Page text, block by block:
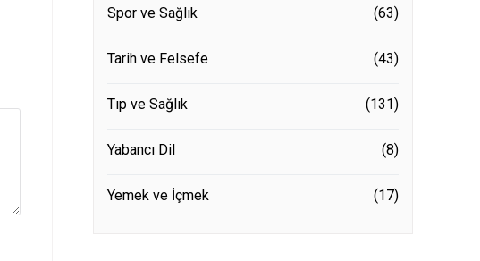
Spor ve Sağlık (63)
Tarih ve Felsefe (43)
Tıp ve Sağlık (131)
Yabancı Dil (8)
Yemek ve İçmek (17)